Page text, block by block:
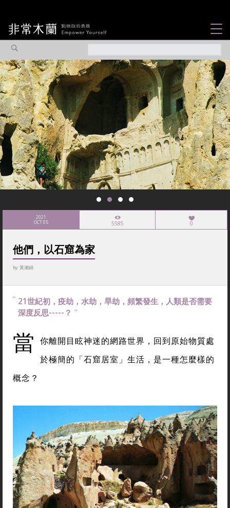
觀點專欄
焦點企劃
社會企業
認識我們
2021
OCT 05 5585 0
他們，以石窟為家
by 黃湘娟
21世紀初，疫劫，水劫，旱劫，頻繁發生，人類是否需要
深度反思-----？
當 你離開目眩神迷的網路世界，回到原始物質處
於極簡的「石窟居室」生活，是一種怎麼樣的
概念？